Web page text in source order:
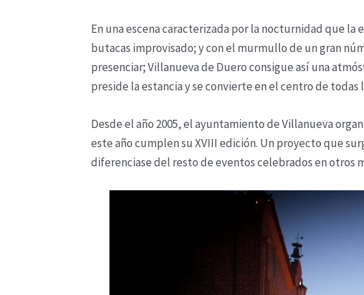
En una escena caracterizada por la nocturnidad que
butacas improvisado; y con el murmullo de un gran
presenciar; Villanueva de Duero consigue así una
preside la estancia y se convierte en el centro de
Desde el año 2005, el ayuntamiento de Villanueva
este año cumplen su XVIII edición. Un proyecto que
diferenciase del resto de eventos celebrados en otros